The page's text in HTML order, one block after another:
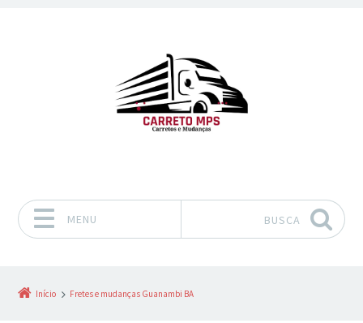
MENU BUSCA
Início Fretes e mudanças Guanambi BA